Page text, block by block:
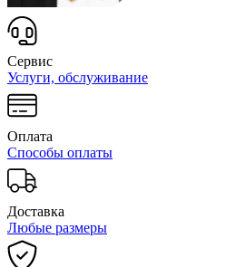
Сервис
Услуги, обслуживание
Оплата
Способы оплаты
Доставка
Любые размеры